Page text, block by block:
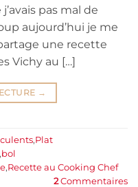
pas mal de
aujourd’hui je me
une recette
Vichy au […]
→
,Plat
,bol
,Recette au Cooking Chef
2Commentaires